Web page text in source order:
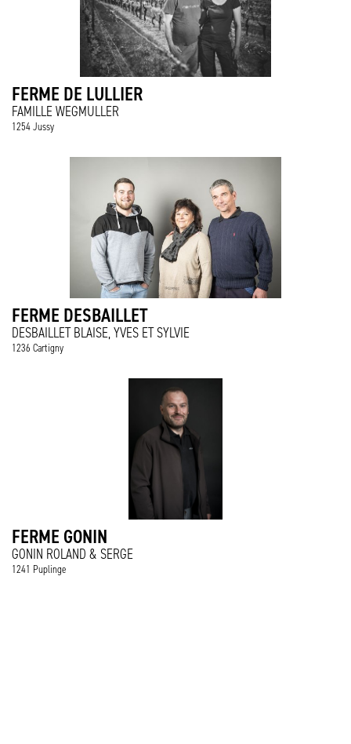
FERME DE LULLIER
FAMILLE WEGMULLER
1254 Jussy
FERME DESBAILLET
DESBAILLET BLAISE, YVES ET SYLVIE
1236 Cartigny
FERME GONIN
GONIN ROLAND & SERGE
1241 Puplinge